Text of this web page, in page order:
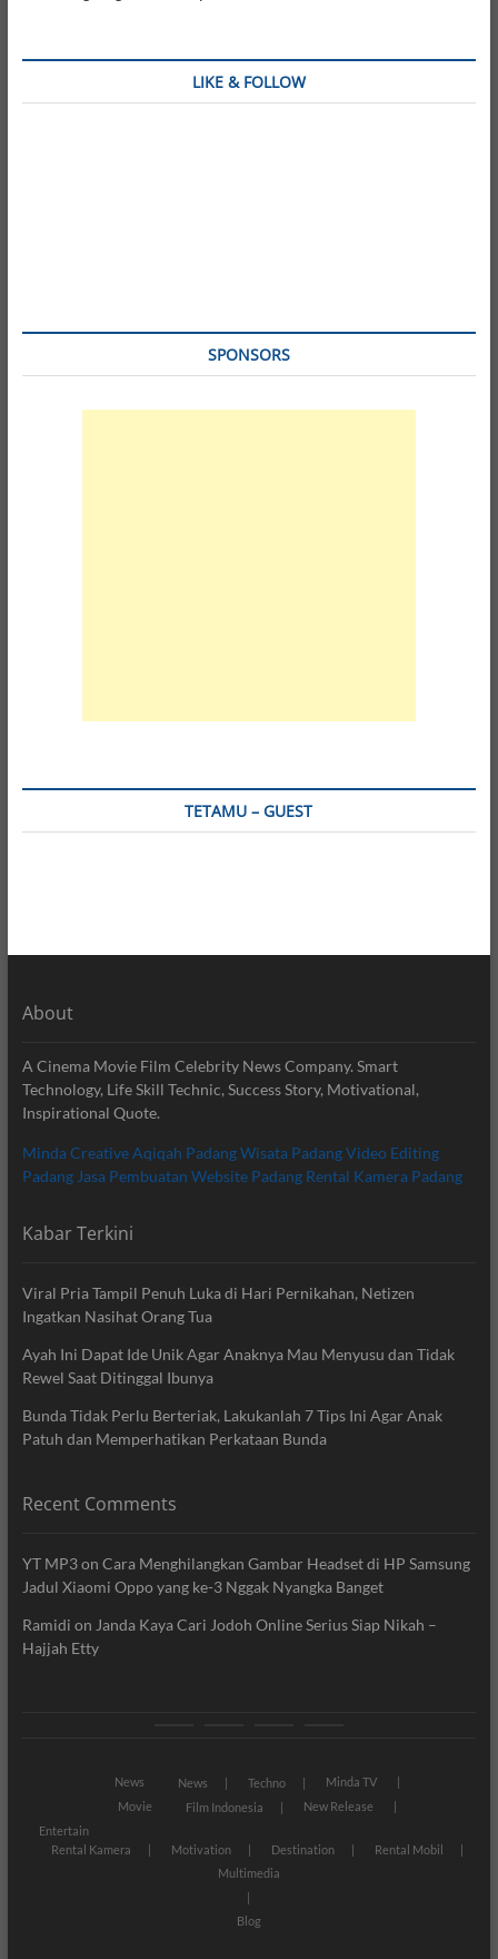
LIKE & FOLLOW
SPONSORS
TETAMU – GUEST
About
A Cinema Movie Film Celebrity News Company. Smart
Technology, Life Skill Technic, Success Story, Motivational,
Inspirational Quote.
Minda CreativeAqiqah PadangWisata PadangVideo Editing
Padang Jasa Pembuatan Website Padang Rental Kamera Padang
Kabar Terkini
Viral Pria Tampil Penuh Luka di Hari Pernikahan, Netizen
Ingatkan Nasihat Orang Tua
Ayah Ini Dapat Ide Unik Agar Anaknya Mau Menyusu dan Tidak
Rewel Saat Ditinggal Ibunya
Bunda Tidak Perlu Berteriak, Lakukanlah 7 Tips Ini Agar Anak
Patuh dan Memperhatikan Perkataan Bunda
Recent Comments
YT MP3on Cara Menghilangkan Gambar Headset di HP Samsung
Jadul Xiaomi Oppo yang ke-3 Nggak Nyangka Banget
Ramidi on Janda Kaya Cari Jodoh Online Serius Siap Nikah –
Hajjah Etty
News News Techno
Minda TV
Movie
Film Indonesia
New Release
Entertain
Rental Kamera
Motivation Destination
Rental Mobil
Multimedia
Blog